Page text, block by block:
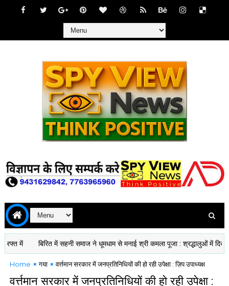
बिरित में सहनी समाज ने धूमधाम से मनाई श्री कमला पूजा : श्रद्धालुओं में दिखी आस्था
Home गया वर्त्तमान सरकार में जनप्रतिनिधियों की हो रही उपेक्षा : ज़िप उपाध्यक्ष
वर्त्तमान सरकार में जनप्रतिनिधियों की हो रही उपेक्षा :